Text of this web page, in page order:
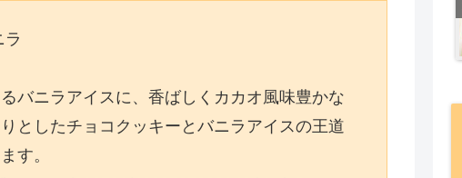
バニラアイスに、香ばしくカカオ風味豊かな
としたチョコクッキーとバニラアイスの王道
す。